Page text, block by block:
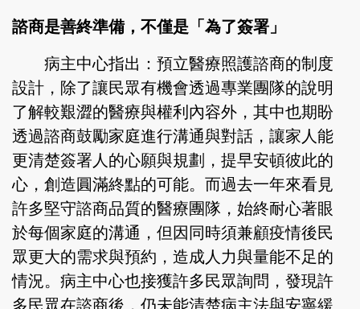
諮商是善終準備，不僅是「為了簽署」
病主中心指出：預立醫療照護諮商的制度
設計，除了讓民眾有機會透過專業團隊的說明
了解較艱澀的醫療與權利內容外，其中也期盼
透過諮商鼓勵家庭進行溝通與對話，讓家人能
更清楚簽署人的心願與規劃，提早安頓彼此的
心，創造圓滿終點的可能。而過去一年來看見
許多堅守諮商品質的醫療團隊，始終耐心著眼
於每個家庭的溝通，但因同時須兼顧疫情後民
眾更大的需求與預約，造成人力與量能不足的
情況。病主中心也接獲許多民眾詢問，發現許
多民眾在諮商後，仍未能清楚病主法與安寧緩